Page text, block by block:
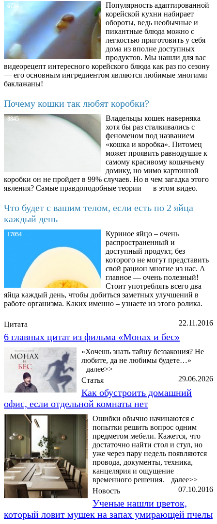
6734
Популярность адаптированной
корейской кухни набирает
обороты, ведь необычные и
пикантные блюда можно с
легкостью приготовить у себя
дома из вполне доступных
продуктов. Мы нашли для вас
видеорецепт интересного корейского блюда как раз по сезону
— его основным ингредиентом являются любимые многими
баклажаны!
Почему кошки так любят коробки?
8845
Владельцы кошек наверняка
хотя бы раз сталкивались с
феноменом под названием
«кошка и коробка». Питомец
может проявить равнодушие к
самому красивому кошачьему
домику, но мимо картонной
коробки он не пройдет в 99% случаев. Но в чем загадка этого
явления? Самые правдоподобные теории — в этом видео.
Что будет с вашим телом, если есть по 2 яйца
каждый день
17054
Куриное яйцо – очень
распространенный и
доступный продукт, без
которого не могут представить
свой рацион многие из нас. А
главное — очень полезный!
Стоит употреблять всего два
яйца каждый день, чтобы добиться заметных улучшений в
работе организма. Каких именно – узнаете из этого ролика.
22.11.2016
Цитата
6 главных цитат из фильма «Монах и бес»
«Хочешь знать тайну беззакония? Не
любите, да не любимы будете…»
далее>>
29.06.2026
Статья
Как обустроить домашний
офис, если отдельной комнаты нет
Ошибки обычно начинаются с
попытки решить вопрос одним
предметом мебели. Кажется, что
достаточно найти стол и стул, но
уже через пару недель появляются
провода, документы, техника,
канцелярия и ощущение
временного решения.
далее>>
07.10.2016
Новость
Ученые нашли цветок,
который ловит мушек на запах умирающей пчелы